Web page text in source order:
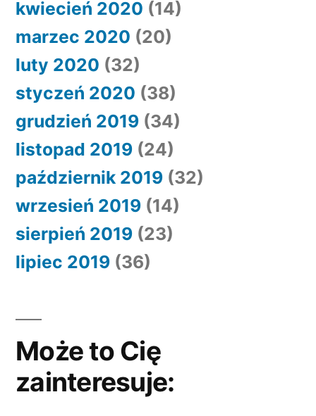
kwiecień 2020 (14)
marzec 2020 (20)
luty 2020 (32)
styczeń 2020 (38)
grudzień 2019 (34)
listopad 2019 (24)
październik 2019 (32)
wrzesień 2019 (14)
sierpień 2019 (23)
lipiec 2019 (36)
Może to Cię
zainteresuje: